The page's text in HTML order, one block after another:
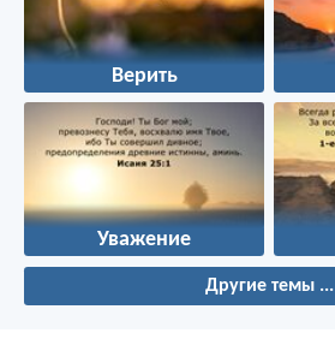
Верить
Уважение
Другие темы ...